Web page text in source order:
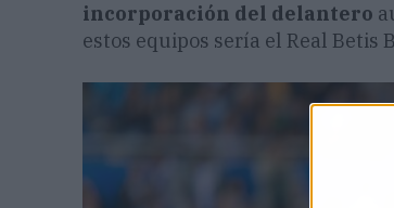
incorporación del delantero
estos equipos sería el Real Betis